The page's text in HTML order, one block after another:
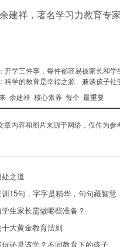
祥，著名学习力教育专家
开学三件事，每件都容易被家长和
科学的教育是幸福之源 兼谈孩子社
余建祥 核心素养 每个 最重要
章内容和图片来源于网络，仅作为
之道
15句，字字是精华，句句藏智慧
生家长需做哪些准备？
大黄金教育法则
还是该学？不同教育下的孩子